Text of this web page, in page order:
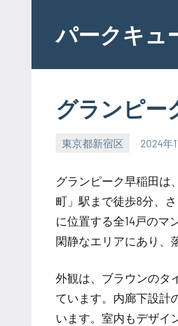
contentパークキュ
グランピー
東京都新宿区 2024年
グランピーク早稲田は
町」駅まで徒歩8分、
に位置する全14戸のマ
閑静なエリアにあり、
外観は、ブラウンのタ
ています。内廊下設計
います。室内もデザイ